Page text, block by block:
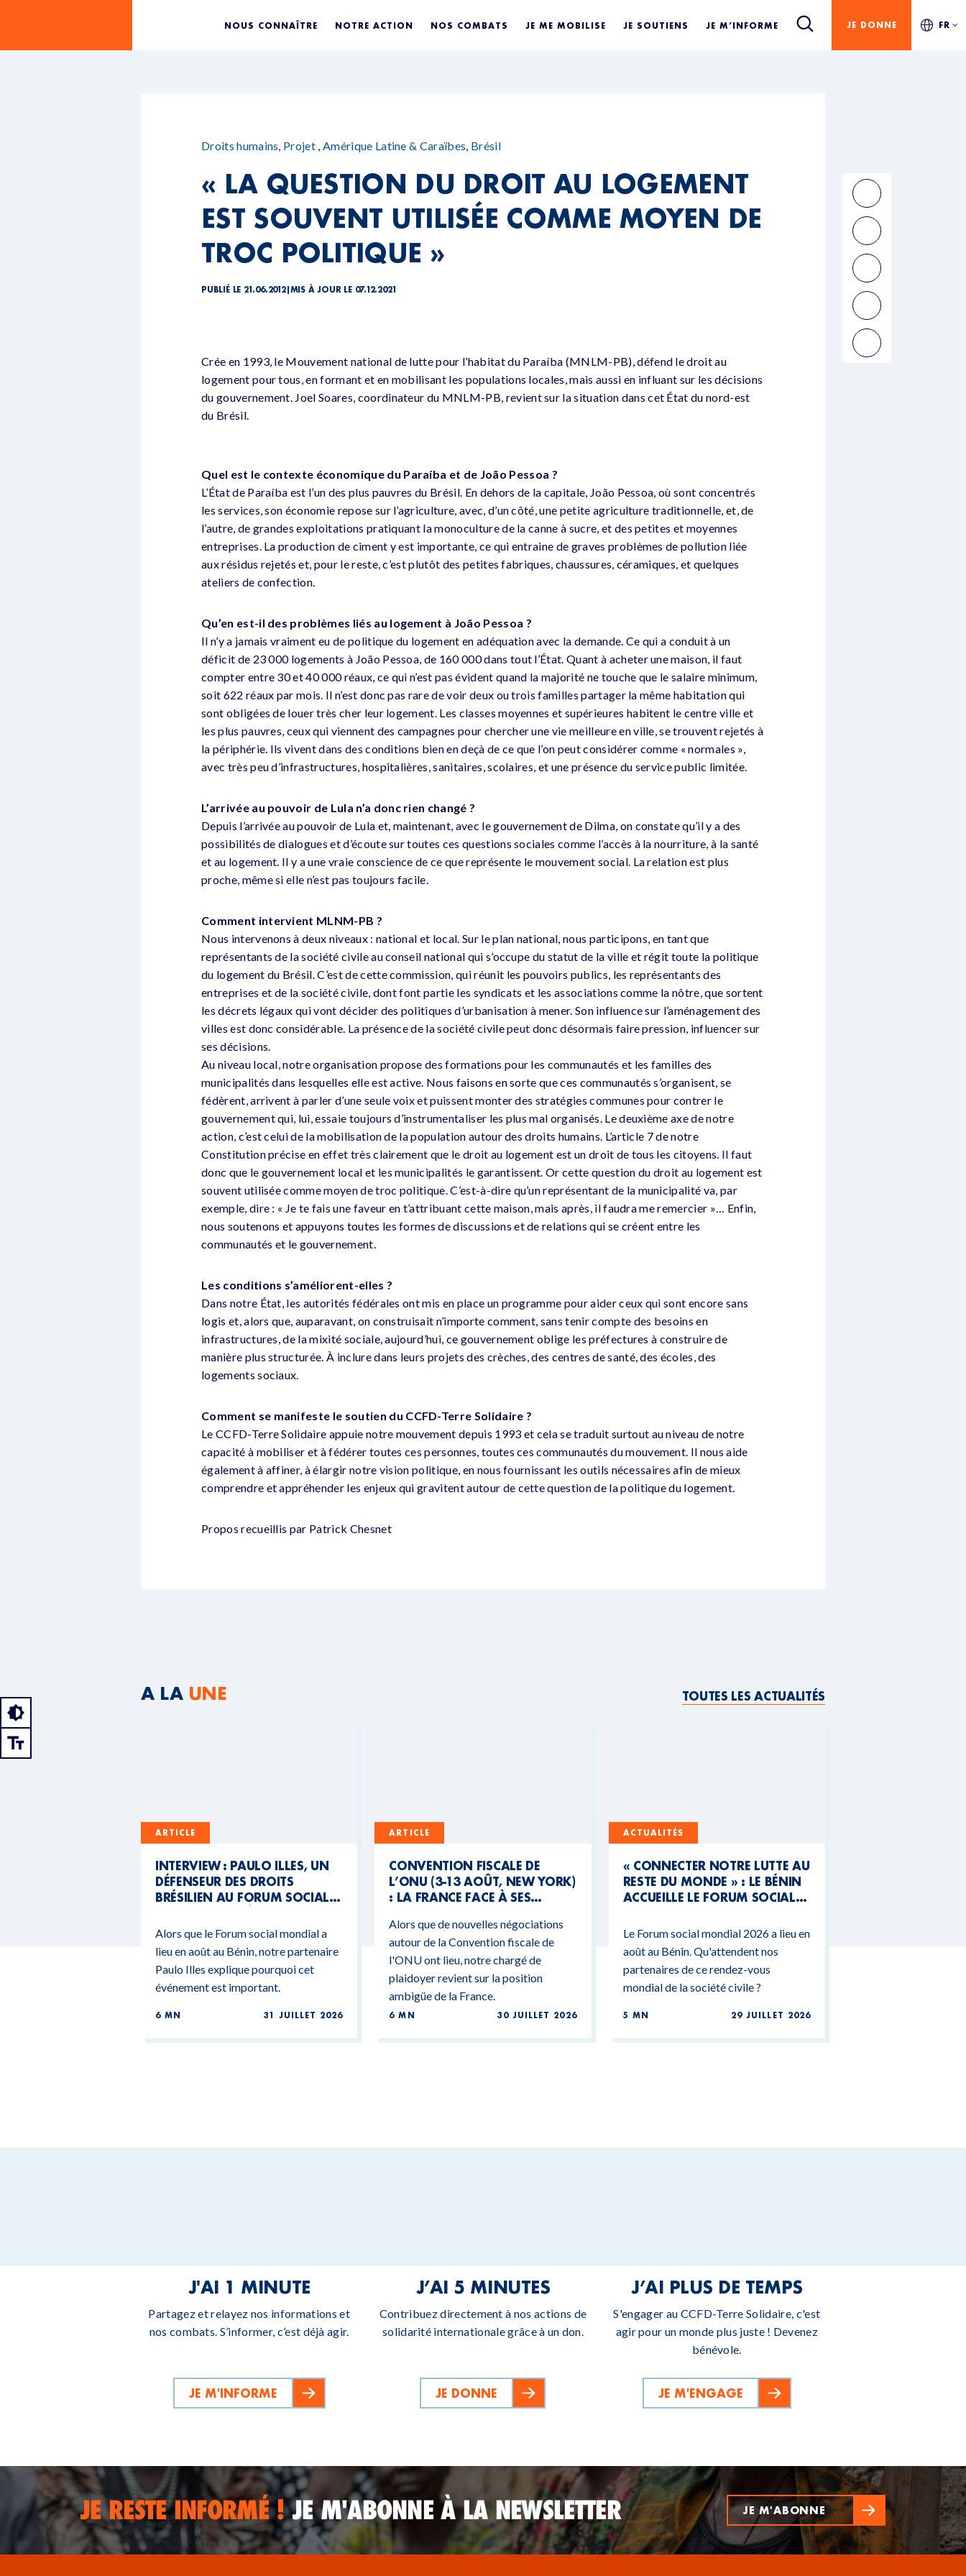
NOUS CONNAÎTRE NOTRE ACTION NOS COMBATS JE ME MOBILISE JE SOUTIENS JE M’INFORME JE DONNE FR
Droits humains, Projet ,Amérique Latine & Caraïbes, Brésil
« LA QUESTION DU DROIT AU LOGEMENT
EST SOUVENT UTILISÉE COMME MOYEN DE
TROC POLITIQUE »
PUBLIÉ LE 21.06.2012| MIS À JOUR LE 07.12.2021
Crée en 1993, le Mouvement national de lutte pour l’habitat du Paraíba (MNLM-PB), défend le droit au
logement pour tous, en formant et en mobilisant les populations locales, mais aussi en influant sur les décisions
du gouvernement. Joel Soares, coordinateur du MNLM-PB, revient sur la situation dans cet État du nord-est
du Brésil.
Quel est le contexte économique du Paraíba et de João Pessoa ?
L’État de Paraíba est l’un des plus pauvres du Brésil. En dehors de la capitale, João Pessoa, où sont concentrés
les services, son économie repose sur l’agriculture, avec, d’un côté, une petite agriculture traditionnelle, et, de
l’autre, de grandes exploitations pratiquant la monoculture de la canne à sucre, et des petites et moyennes
entreprises. La production de ciment y est importante, ce qui entraine de graves problèmes de pollution liée
aux résidus rejetés et, pour le reste, c’est plutôt des petites fabriques, chaussures, céramiques, et quelques
ateliers de confection.
Qu’en est-il des problèmes liés au logement à João Pessoa ?
Il n’y a jamais vraiment eu de politique du logement en adéquation avec la demande. Ce qui a conduit à un
déficit de 23 000 logements à João Pessoa, de 160 000 dans tout l’État. Quant à acheter une maison, il faut
compter entre 30 et 40 000 réaux, ce qui n’est pas évident quand la majorité ne touche que le salaire minimum,
soit 622 réaux par mois. Il n’est donc pas rare de voir deux ou trois familles partager la même habitation qui
sont obligées de louer très cher leur logement. Les classes moyennes et supérieures habitent le centre ville et
les plus pauvres, ceux qui viennent des campagnes pour chercher une vie meilleure en ville, se trouvent rejetés à
la périphérie. Ils vivent dans des conditions bien en deçà de ce que l’on peut considérer comme « normales »,
avec très peu d’infrastructures, hospitalières, sanitaires, scolaires, et une présence du service public limitée.
L’arrivée au pouvoir de Lula n’a donc rien changé ?
Depuis l’arrivée au pouvoir de Lula et, maintenant, avec le gouvernement de Dilma, on constate qu’il y a des
possibilités de dialogues et d’écoute sur toutes ces questions sociales comme l’accès à la nourriture, à la santé
et au logement. Il y a une vraie conscience de ce que représente le mouvement social. La relation est plus
proche, même si elle n’est pas toujours facile.
Comment intervient MLNM-PB ?
Nous intervenons à deux niveaux : national et local. Sur le plan national, nous participons, en tant que
représentants de la société civile au conseil national qui s’occupe du statut de la ville et régit toute la politique
du logement du Brésil. C’est de cette commission, qui réunit les pouvoirs publics, les représentants des
entreprises et de la société civile, dont font partie les syndicats et les associations comme la nôtre, que sortent
les décrets légaux qui vont décider des politiques d’urbanisation à mener. Son influence sur l’aménagement des
villes est donc considérable. La présence de la société civile peut donc désormais faire pression, influencer sur
ses décisions.
Au niveau local, notre organisation propose des formations pour les communautés et les familles des
municipalités dans lesquelles elle est active. Nous faisons en sorte que ces communautés s’organisent, se
fédèrent, arrivent à parler d’une seule voix et puissent monter des stratégies communes pour contrer le
gouvernement qui, lui, essaie toujours d’instrumentaliser les plus mal organisés. Le deuxième axe de notre
action, c’est celui de la mobilisation de la population autour des droits humains. L’article 7 de notre
Constitution précise en effet très clairement que le droit au logement est un droit de tous les citoyens. Il faut
donc que le gouvernement local et les municipalités le garantissent. Or cette question du droit au logement est
souvent utilisée comme moyen de troc politique. C’est-à-dire qu’un représentant de la municipalité va, par
exemple, dire : « Je te fais une faveur en t’attribuant cette maison, mais après, il faudra me remercier »… Enfin,
nous soutenons et appuyons toutes les formes de discussions et de relations qui se créent entre les
communautés et le gouvernement.
Les conditions s’améliorent-elles ?
Dans notre État, les autorités fédérales ont mis en place un programme pour aider ceux qui sont encore sans
logis et, alors que, auparavant, on construisait n’importe comment, sans tenir compte des besoins en
infrastructures, de la mixité sociale, aujourd’hui, ce gouvernement oblige les préfectures à construire de
manière plus structurée. À inclure dans leurs projets des crèches, des centres de santé, des écoles, des
logements sociaux.
Comment se manifeste le soutien du CCFD-Terre Solidaire ?
Le CCFD-Terre Solidaire appuie notre mouvement depuis 1993 et cela se traduit surtout au niveau de notre
capacité à mobiliser et à fédérer toutes ces personnes, toutes ces communautés du mouvement. Il nous aide
également à affiner, à élargir notre vision politique, en nous fournissant les outils nécessaires afin de mieux
comprendre et appréhender les enjeux qui gravitent autour de cette question de la politique du logement.
Propos recueillis par Patrick Chesnet
A LA UNE TOUTES LES ACTUALITÉS
ARTICLE
INTERVIEW : PAULO ILLES, UN
DÉFENSEUR DES DROITS
BRÉSILIEN AU FORUM SOCIAL
Alors que le Forum social mondial a
lieu en août au Bénin, notre partenaire
Paulo Illes explique pourquoi cet
événement est important.
6 MN 31 JUILLET 2026
ARTICLE
CONVENTION FISCALE DE
L’ONU (3-13 AOÛT, NEW YORK)
: LA FRANCE FACE À SES
BUDGÉTAIRES
Alors que de nouvelles négociations
autour de la Convention fiscale de
l'ONU ont lieu, notre chargé de
plaidoyer revient sur la position
ambigüe de la France.
6 MN 30 JUILLET 2026
ACTUALITÉS
« CONNECTER NOTRE LUTTE AU
RESTE DU MONDE » : LE BÉNIN
ACCUEILLE LE FORUM SOCIAL
Le Forum social mondial 2026 a lieu en
août au Bénin. Qu'attendent nos
partenaires de ce rendez-vous
mondial de la société civile ?
5 MN 29 JUILLET 2026
J'AI 1 MINUTE
Partagez et relayez nos informations et
nos combats. S’informer, c’est déjà agir.
JE M'INFORME
J’AI 5 MINUTES
Contribuez directement à nos actions de
solidarité internationale grâce à un don.
JE DONNE
J’AI PLUS DE TEMPS
S'engager au CCFD-Terre Solidaire, c'est
agir pour un monde plus juste ! Devenez
bénévole.
JE M'ENGAGE
JE RESTE INFORMÉ !JE M'ABONNE À LA NEWSLETTER JE M'ABONNE